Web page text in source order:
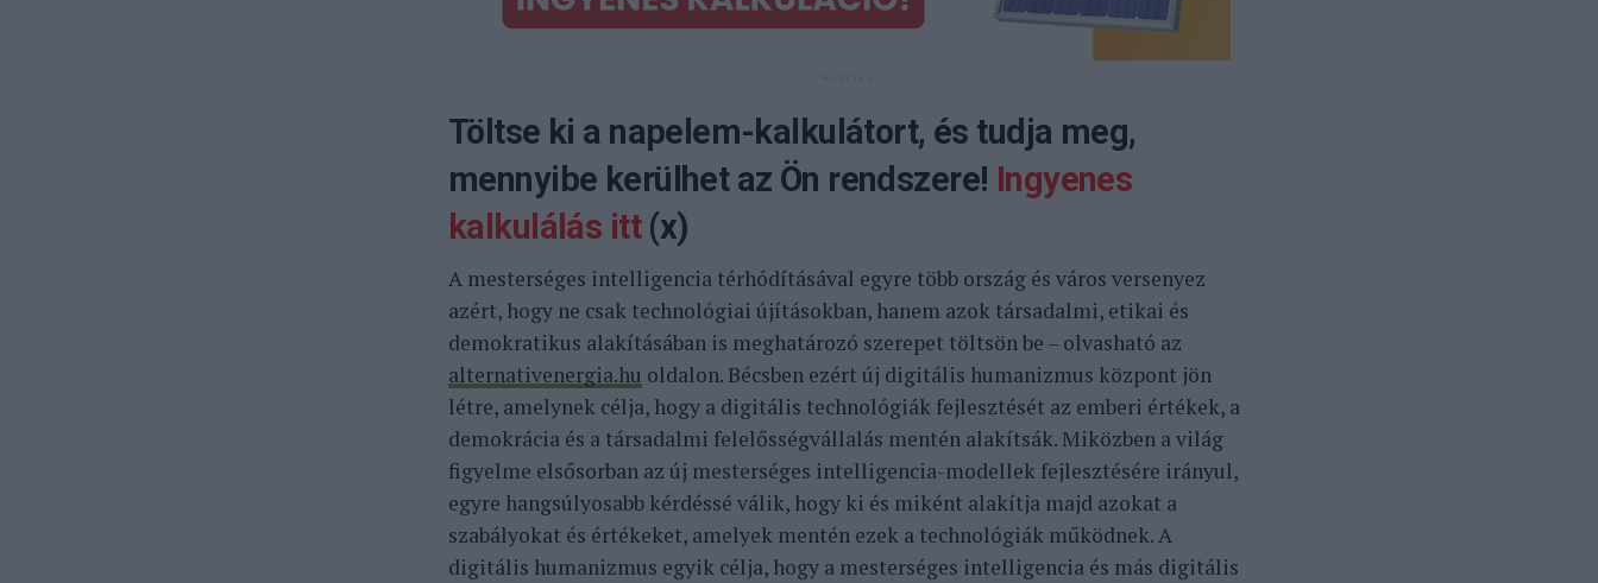
Töltse ki a napelem-kalkulátort, és tudja meg,
mennyibe kerülhet az Ön rendszere! Ingyenes
kalkulálás itt (x)
A mesterséges intelligencia térhódításával egyre több ország és város versenyez
azért, hogy ne csak technológiai újításokban, hanem azok társadalmi, etikai és
demokratikus alakításában is meghatározó szerepet töltsön be – olvasható az
alternativenergia.hu oldalon. Bécsben ezért új digitális humanizmus központ jön
létre, amelynek célja, hogy a digitális technológiák fejlesztését az emberi értékek, a
demokrácia és a társadalmi felelősségvállalás mentén alakítsák. Miközben a világ
figyelme elsősorban az új mesterséges intelligencia-modellek fejlesztésére irányul,
egyre hangsúlyosabb kérdéssé válik, hogy ki és miként alakítja majd azokat a
szabályokat és értékeket, amelyek mentén ezek a technológiák működnek. A
digitális humanizmus egyik célja, hogy a mesterséges intelligencia és más digitális